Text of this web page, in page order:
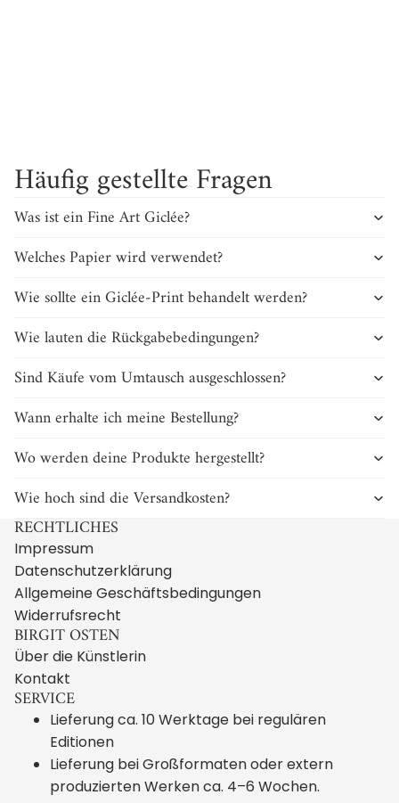
Häufig gestellte Fragen
Was ist ein Fine Art Giclée?
Welches Papier wird verwendet?
Wie sollte ein Giclée-Print behandelt werden?
Wie lauten die Rückgabebedingungen?
Sind Käufe vom Umtausch ausgeschlossen?
Wann erhalte ich meine Bestellung?
Wo werden deine Produkte hergestellt?
Wie hoch sind die Versandkosten?
RECHTLICHES
Impressum
Datenschutzerklärung
Allgemeine Geschäftsbedingungen
Widerrufsrecht
BIRGIT OSTEN
Über die Künstlerin
Kontakt
SERVICE
Lieferung ca. 10 Werktage bei regulären
Editionen
Lieferung bei Großformaten oder extern
produzierten Werken ca. 4–6 Wochen.